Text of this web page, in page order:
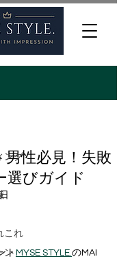
ング
これ
ン
性必見！失敗
選びガイド
ト MYSE STYLE.のMAI